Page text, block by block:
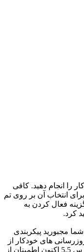
را انجام دهید. کافی
انتخاب آن بر روی تم
فعال کردن به
کرد.
مجبورید پیکربندی
های خودکار از
افزونه شخص ثالث استفاده کنید. در وردپرس 5.5 اکنون اطمینان از